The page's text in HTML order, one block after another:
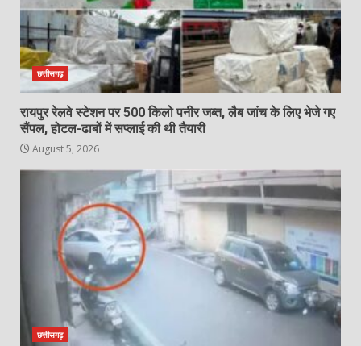
छत्तीसगढ़
रायपुर रेलवे स्टेशन पर 500 किलो पनीर जब्त, लैब जांच के लिए भेजे गए
सैंपल, होटल-ढाबों में सप्लाई की थी तैयारी
August 5, 2026
छत्तीसगढ़